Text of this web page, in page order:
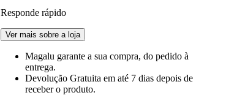
Responde rápido
Ver mais sobre a loja
Magalu garante a sua compra, do pedido à
entrega.
Devolução Gratuita em até 7 dias depois de
receber o produto.